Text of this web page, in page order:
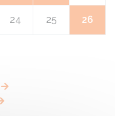
24 25 26